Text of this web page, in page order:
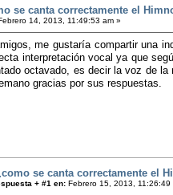
se canta correctamente el
14, 2013, 11:49:53 am »
me gustaría compartir una
interpretación vocal ya que
octavado, es decir la voz de la
gracias por sus respuestas.
se canta correctamente el
+ #1 en: Febrero 15, 2013, 11:26:49